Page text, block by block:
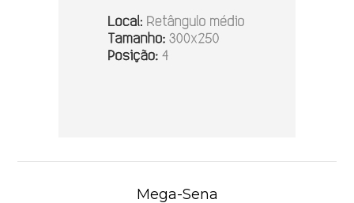
Mega-Sena